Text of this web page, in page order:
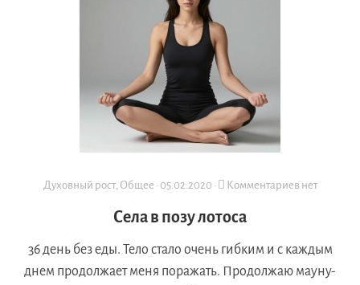
Духовный рост, Общее · 05.02.2020 · Комментариев нет
Села в позу лотоса
36 день без еды. Тело стало очень гибким и с каждым
днем продолжает меня поражать. Продолжаю мауну-